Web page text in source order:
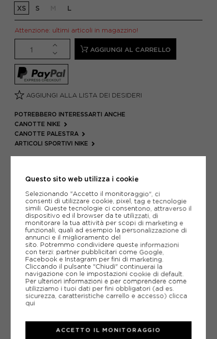
XS S L
Attenzione: ultimi articoli in magazzino!
AGGIUNGI AL CARRELLO
AGGIUNGI ALLA LISTA DEI DESIDERI
POTREBBERO INTERESSARTI ANCHE
CANOTTE NIKE
CANOTTE PALESTRA
ARTICOLI SPORTIVI NIKE
PIÙ INFORMAZIONI
SCHEDA TECNICA
GUIDA ALLE TAGLIE
CONSIGLIATI DA NOI
Questo sito web utilizza i cookie
Selezionando "Accetto il monitoraggio", ci
consenti di utilizzare cookie, pixel, tag e tecnologie
simili. Queste tecnologie ci consentono, attraverso il
dispositivo ed il browser da te utilizzati, di
monitorare la tua attività per scopi di marketing e
funzionali, quali ad esempio la personalizzazione di
annunci e il miglioramento del
sito. Potremmo condividere queste informazioni
con terzi: partner pubblicitari come Google,
Facebook e Instagram per fini di marketing.
Cliccando il pulsante "Chiudi" continuerai la
navigazione con le impostazioni cookie di default.
Per ulteriori informazioni e per comprendere come
utilizziamo i tuoi dati per fini obbligatori (ad es.
sicurezza, caratteristiche carrello e accesso) clicca
qui
ACCETTO IL MONITORAGGIO